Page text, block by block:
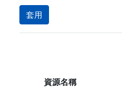
資源名稱